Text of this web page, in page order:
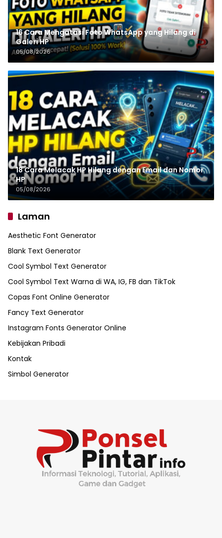
16 Cara Mengatasi Foto WhatsApp yang Hilang di
Galeri HP
05/08/2026
18 Cara Melacak HP Hilang dengan Email dan Nomor
HP
05/08/2026
Laman
Aesthetic Font Generator
Blank Text Generator
Cool Symbol Text Generator
Cool Symbol Text Warna di WA, IG, FB dan TikTok
Copas Font Online Generator
Fancy Text Generator
Instagram Fonts Generator Online
Kebijakan Pribadi
Kontak
Simbol Generator